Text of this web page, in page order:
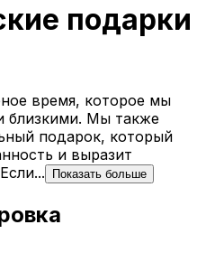
подарки
время, которое мы
близкими. Мы также
подарок, который
и выразит
Показать больше